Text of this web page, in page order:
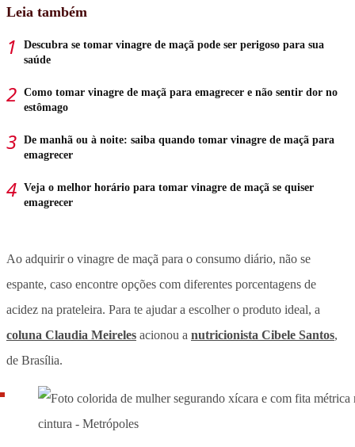
Leia também
Descubra se tomar vinagre de maçã pode ser perigoso para sua
saúde
Como tomar vinagre de maçã para emagrecer e não sentir dor no
estômago
De manhã ou à noite: saiba quando tomar vinagre de maçã para
emagrecer
Veja o melhor horário para tomar vinagre de maçã se quiser
emagrecer
Ao adquirir o vinagre de maçã para o consumo diário, não se
espante, caso encontre opções com diferentes porcentagens de
acidez na prateleira. Para te ajudar a escolher o produto ideal, a
coluna Claudia Meireles acionou a nutricionista Cibele Santos,
de Brasília.